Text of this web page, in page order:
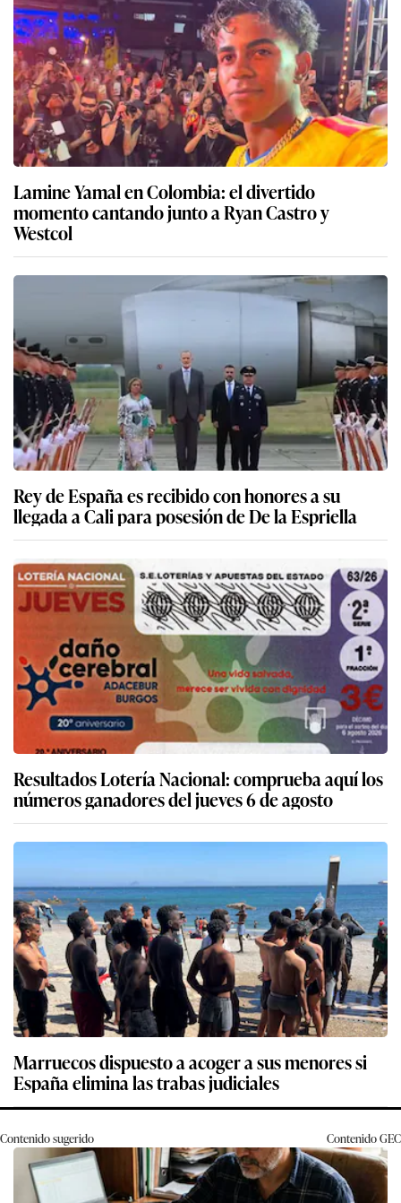
Lamine Yamal en Colombia: el divertido
momento cantando junto a Ryan Castro y
Westcol
Rey de España es recibido con honores a su
llegada a Cali para posesión de De la Espriella
Resultados Lotería Nacional: comprueba aquí los
números ganadores del jueves 6 de agosto
Marruecos dispuesto a acoger a sus menores si
España elimina las trabas judiciales
Contenido sugerido ContenidoGEC